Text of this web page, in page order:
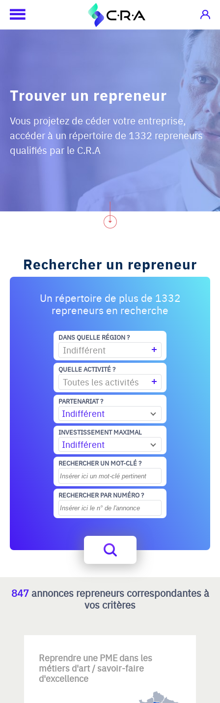
Trouver un repreneur
Vous projetez de céder votre entreprise,
accéder à un répertoire de 1332 repreneurs
qualifiés par le C.R.A
Rechercher un repreneur
Un répertoire de plus de 1332
repreneurs en recherche
DANS QUELLE RÉGION ?
Indifférent
QUELLE ACTIVITÉ ?
Toutes les activités
PARTENARIAT ?
Indifférent
INVESTISSEMENT MAXIMAL
Indifférent
RECHERCHER UN MOT-CLÉ ?
RECHERCHER PAR NUMÉRO ?
847annonces repreneurs correspondantes à
vos critères
Reprendre une PME dans les
métiers d'art / savoir-faire
d'excellence